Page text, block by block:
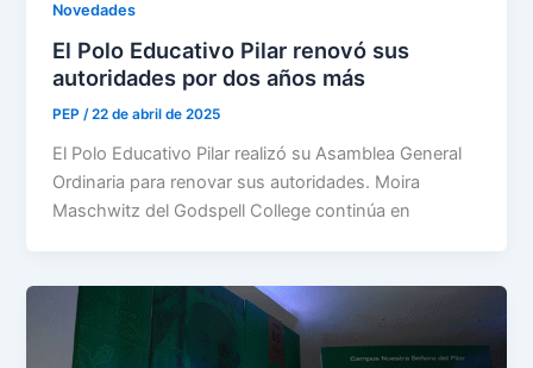
Novedades
El Polo Educativo Pilar renovó sus
autoridades por dos años más
PEP/22 de abril de 2025
El Polo Educativo Pilar realizó su Asamblea General
Ordinaria para renovar sus autoridades. Moira
Maschwitz del Godspell College continúa en